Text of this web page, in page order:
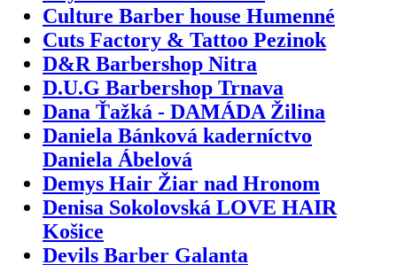
Culture Barber house Humenné
Cuts Factory & Tattoo Pezinok
D&R Barbershop Nitra
D.U.G Barbershop Trnava
Dana Ťažká - DAMÁDA Žilina
Daniela Bánková kaderníctvo
Daniela Ábelová
Demys Hair Žiar nad Hronom
Denisa Sokolovská LOVE HAIR
Košice
Devils Barber Galanta